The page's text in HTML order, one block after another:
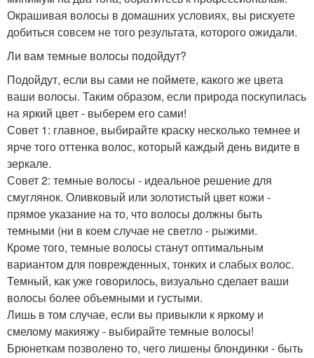
Окрашивая волосы в домашних условиях, вы рискуете
добиться совсем не того результата, которого ожидали.
Ли вам темные волосы подойдут?
Подойдут, если вы сами не поймете, какого же цвета
ваши волосы. Таким образом, если природа поскупилась
на яркий цвет - выберем его сами!
Совет 1: главное, выбирайте краску несколько темнее и
ярче того оттенка волос, который каждый день видите в
зеркале.
Совет 2: темные волосы - идеальное решение для
смуглянок. Оливковый или золотистый цвет кожи -
прямое указание на то, что волосы должны быть
темными (ни в коем случае не светло - рыжими.
Кроме того, темные волосы станут оптимальным
вариантом для поврежденных, тонких и слабых волос.
Темный, как уже говорилось, визуально сделает ваши
волосы более объемными и густыми.
Лишь в том случае, если вы привыкли к яркому и
смелому макияжу - выбирайте темные волосы!
Брюнеткам позволено то, чего лишены блондинки - быть